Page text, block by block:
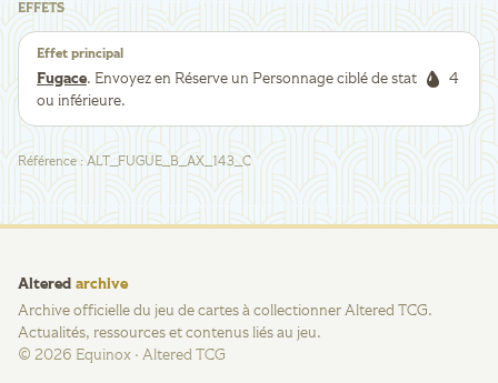
EFFETS
Effet principal
Fugace. Envoyez en Réserve un Personnage ciblé de stat
4
ou inférieure.
Référence:ALT_FUGUE_B_AX_143_C
Altered archive
Archive officielle du jeu de cartes à collectionner Altered TCG.
Actualités, ressources et contenus liés au jeu.
© 2026 Equinox · Altered TCG